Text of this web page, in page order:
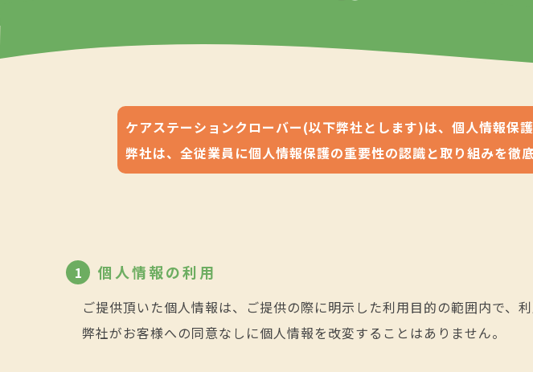
ケアステーションクローバー(以下弊社とします)は、個人情報保
弊社は、全従業員に個人情報保護の重要性の認識と取り組みを徹
1 個人情報の利用
ご提供頂いた個人情報は、ご提供の際に明示した利用目的の範囲内で、利
弊社がお客様への同意なしに個人情報を改変することはありません。